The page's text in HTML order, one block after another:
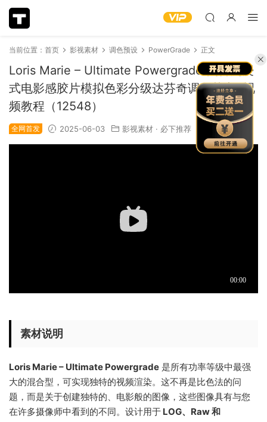
当前位置： 首页 影视素材 调色预设 PowerGrade 正文
Loris Marie – Ultimate Powergrade 复古沉浸
式电影感胶片模拟色彩分级达芬奇调色节点+视
频教程（12548）
全网首发 2025-06-03 影视素材 · 必下推荐 2.43k
素材说明
Loris Marie – Ultimate Powergrade 是所有功率等级中最强
大的混合型，可实现独特的视频渲染。这不再是比色法的问
题，而是关于创建独特的、电影般的图像，这些图像具有与您
在许多摄像师中看到的不同。设计用于 LOG、Raw 和